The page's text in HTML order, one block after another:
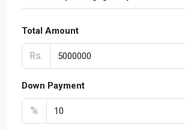
Total Amount
Rs.
Down Payment
%